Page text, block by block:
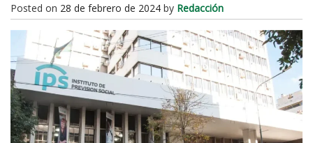
Posted on 28 de febrero de 2024 by Redacción